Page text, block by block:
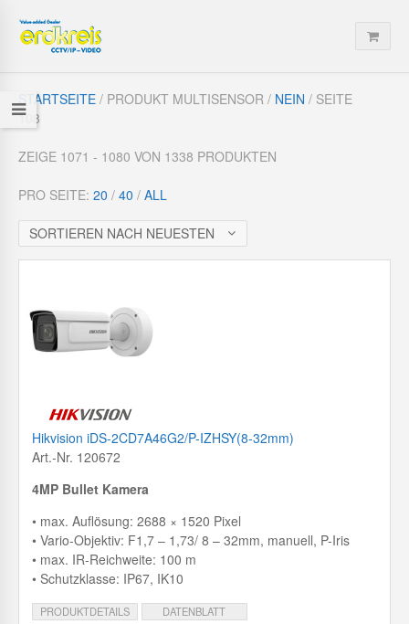
STARTSEITE / PRODUKT MULTISENSOR / NEIN / SEITE
108
ZEIGE 1071 - 1080 VON 1338 PRODUKTEN
PRO SEITE: 20 / 40 / ALL
SORTIEREN NACH NEUESTEN
Hikvision iDS-2CD7A46G2/P-IZHSY(8-32mm)
Art.-Nr. 120672
4MP Bullet Kamera
• max. Auflösung: 2688 × 1520 Pixel
• Vario-Objektiv: F1,7 – 1,73/ 8 – 32mm, manuell, P-Iris
• max. IR-Reichweite: 100 m
• Schutzklasse: IP67, IK10
PRODUKTDETAILS
DATENBLATT